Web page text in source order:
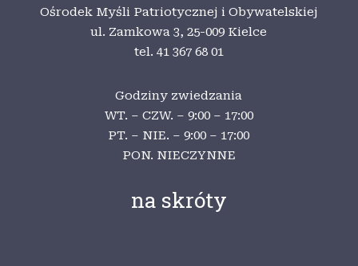
Ośrodek Myśli Patriotycznej i Obywatelskiej
ul. Zamkowa 3,25-009 Kielce
tel. 41 367 68 01
Godziny zwiedzania
WT. – CZW. – 9:00 – 17:00
PT. – NIE. – 9:00 – 17:00
PON. NIECZYNNE
na skróty